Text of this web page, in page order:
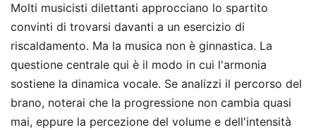
Molti musicisti dilettanti approcciano lo spartito
convinti di trovarsi davanti a un esercizio di
riscaldamento. Ma la musica non è ginnastica. La
questione centrale qui è il modo in cui l'armonia
sostiene la dinamica vocale. Se analizzi il percorso del
brano, noterai che la progressione non cambia quasi
mai, eppure la percezione del volume e dell'intensità